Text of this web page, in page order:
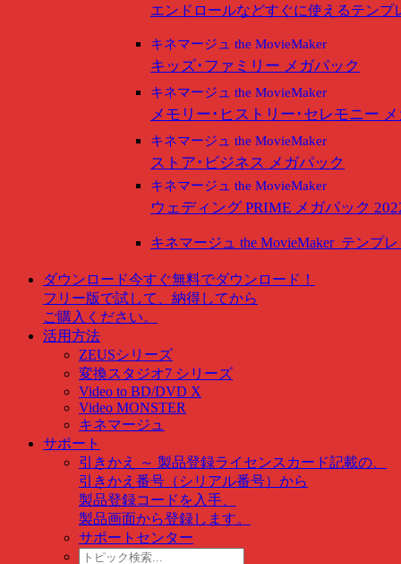
エンドロールなどすぐに使えるテンプ
キネマージュ the MovieMaker
キッズ･ファミリー メガパック
キネマージュ the MovieMaker
メモリー･ヒストリー･セレモニー
キネマージュ the MovieMaker
ストア･ビジネス メガパック
キネマージュ the MovieMaker
ウェディング PRIME メガパック
キネマージュ the MovieMakerテンプ
ダウンロード今すぐ無料でダウンロード！
フリー版で試して、納得してから
ご購入ください。
活用方法
ZEUSシリーズ
変換スタジオ7 シリーズ
Video to BD/DVD X
Video MONSTER
キネマージュ
サポート
引きかえ ～ 製品登録ライセンスカード記載の、
引きかえ番号（シリアル番号）から
製品登録コードを入手、
製品画面から登録します。
サポートセンター
ト